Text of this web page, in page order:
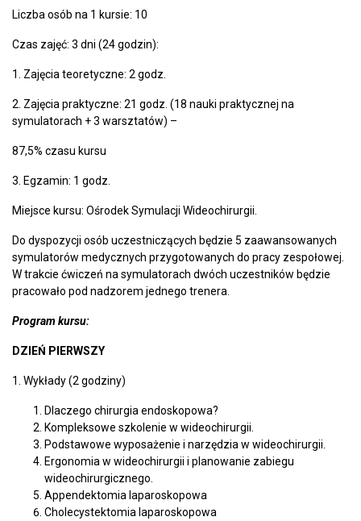
Liczba osób na 1 kursie: 10
Czas zajęć: 3 dni (24 godzin):
1. Zajęcia teoretyczne: 2 godz.
2. Zajęcia praktyczne: 21 godz. (18 nauki praktycznej na
symulatorach + 3 warsztatów) –
87,5% czasu kursu
3. Egzamin: 1 godz.
Miejsce kursu: Ośrodek Symulacji Wideochirurgii.
Do dyspozycji osób uczestniczących będzie 5 zaawansowanych
symulatorów medycznych przygotowanych do pracy zespołowej.
W trakcie ćwiczeń na symulatorach dwóch uczestników będzie
pracowało pod nadzorem jednego trenera.
Program kursu:
DZIEŃ PIERWSZY
1. Wykłady (2 godziny)
Dlaczego chirurgia endoskopowa?
Kompleksowe szkolenie w wideochirurgii.
Podstawowe wyposażenie i narzędzia w wideochirurgii.
Ergonomia w wideochirurgii i planowanie zabiegu
wideochirurgicznego.
Appendektomia laparoskopowa
Cholecystektomia laparoskopowa